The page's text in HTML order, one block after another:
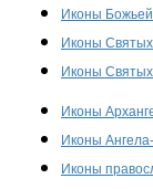
Иконы
Иконы
Иконы
Иконы
Иконы
Иконы